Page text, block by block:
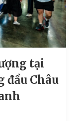
tại
đầu Châu